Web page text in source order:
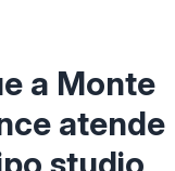
a Monte
atende
studio